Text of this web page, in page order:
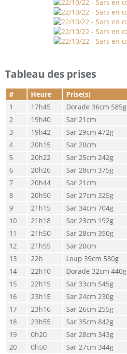
Tableau des prises
# Heure Prise(s)
17h45
Dorade 36cm 585g
19h40
Sar 21cm
19h42
Sar 29cm 472g
20h15
Sar 20cm
20h22
Sar 25cm 242g
20h26
Sar 28cm 375g
20h44
Sar 21cm
20h50
Sar 27cm 325g
21h15
Sar 34cm 704g
21h18
Sar 23cm 192g
21h50
Sar 28cm 350g
21h55
Sar 20cm
22h
Loup 39cm 530g
22h10
Dorade 32cm 440g
22h15
Sar 33cm 545g
23h15
Sar 24cm 230g
23h16
Sar 26cm 255g
23h55
Sar 35cm 842g
0h20
Sar 28cm 343g
0h50
Sar 27cm 344g